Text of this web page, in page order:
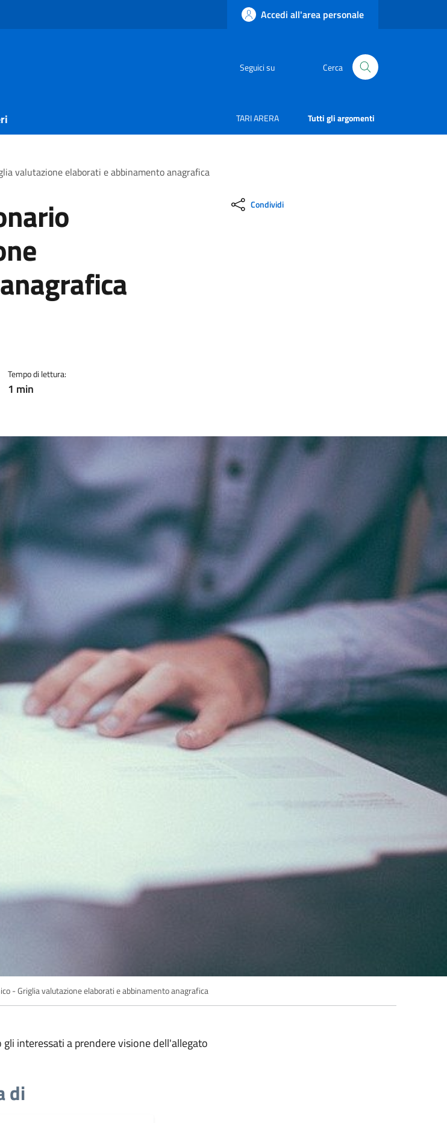
Accedi all'area personale
Seguici su Cerca
TARI ARERA Tutti gli argomenti
valutazione elaborati e abbinamento anagrafica
Tempo di lettura:
1 min
Condividi
- Griglia valutazione elaborati e abbinamento anagrafica
gli interessati a prendere visione dell'allegato
di